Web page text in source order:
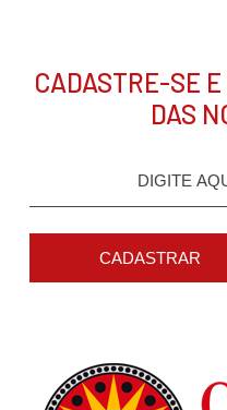
CADASTRE-SE
DAS
CADASTRAR